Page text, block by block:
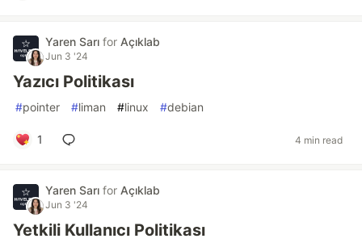
Yaren Sarı for Açıklab
Jun 3 '24
Yazıcı Politikası
#pointer #liman #linux #debian
1 4 min read
Yaren Sarı for Açıklab
Jun 3 '24
Yetkili Kullanıcı Politikası